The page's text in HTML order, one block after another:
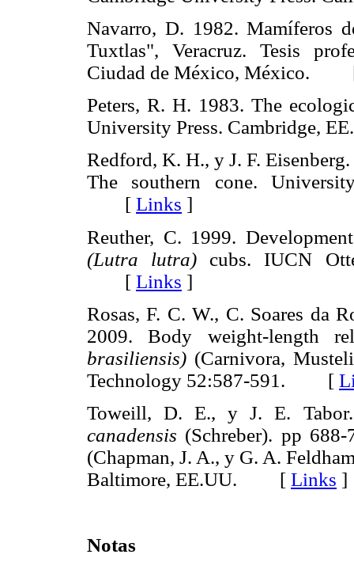
Navarro, D. 1982. Mamíferos
Tuxtlas", Veracruz. Tesis
Ciudad de México,
Peters, R. H. 1983. The
University Press.
Redford, K. H., y J. F.
The southern cone.
[ Links ]
Reuther, C. 1999.
(Lutra lutra) cubs. IUCN
[ Links ]
Rosas, F. C. W., C. Soares da
2009. Body weight-length
brasiliensis) (Carnivora,
Technology 52:587-591. [
Toweill, D. E., y J. E.
canadensis (Schreber). pp
(Chapman, J. A., y G. A.
Baltimore, EE.UU. [ Links ]
Notas